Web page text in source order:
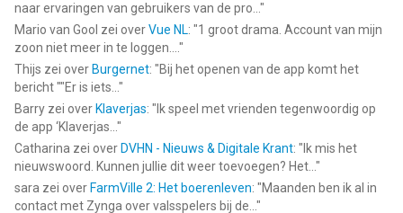
naar ervaringen van gebruikers van de pro... "
Mario van Gool zei overVue NL: "1 groot drama. Account van mijn
zoon niet meer in te loggen.... "
Thijs zei over Burgernet: "Bij het openen van de app komt het
bericht ""Er is iets... "
Barry zei over Klaverjas: " Ik speel met vrienden tegenwoordig op
de app ‘Klaverjas... "
Catharina zei over DVHN - Nieuws & Digitale Krant: " Ik mis het
nieuwswoord. Kunnen jullie dit weer toevoegen? Het... "
sara zei over FarmVille 2: Het boerenleven: "Maanden ben ik al in
contact met Zynga over valsspelers bij de... "